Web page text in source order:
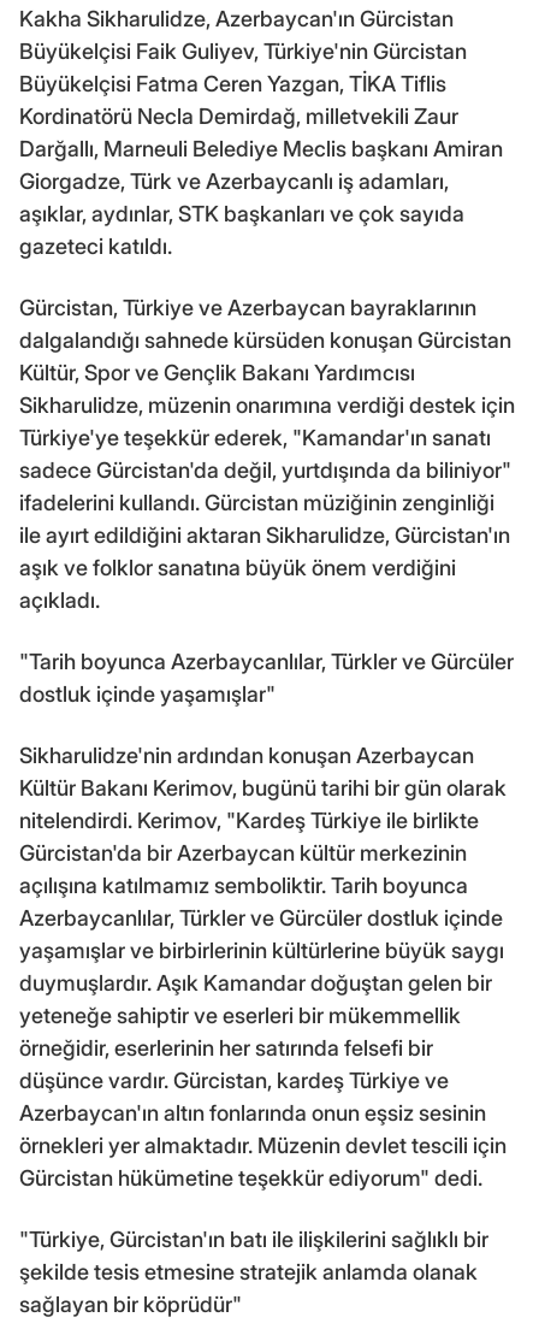
Kakha Sikharulidze, Azerbaycan'ın Gürcistan
Büyükelçisi Faik Guliyev, Türkiye'nin Gürcistan
Büyükelçisi Fatma Ceren Yazgan, TİKA Tiflis
Kordinatörü Necla Demirdağ, milletvekili Zaur
Darğallı, Marneuli Belediye Meclis başkanı Amiran
Giorgadze, Türk ve Azerbaycanlı iş adamları,
aşıklar, aydınlar, STK başkanları ve çok sayıda
gazeteci katıldı.
Gürcistan, Türkiye ve Azerbaycan bayraklarının
dalgalandığı sahnede kürsüden konuşan Gürcistan
Kültür, Spor ve Gençlik Bakanı Yardımcısı
Sikharulidze, müzenin onarımına verdiği destek için
Türkiye'ye teşekkür ederek, "Kamandar'ın sanatı
sadece Gürcistan'da değil, yurtdışında da biliniyor"
ifadelerini kullandı. Gürcistan müziğinin zenginliği
ile ayırt edildiğini aktaran Sikharulidze, Gürcistan'ın
aşık ve folklor sanatına büyük önem verdiğini
açıkladı.
"Tarih boyunca Azerbaycanlılar, Türkler ve Gürcüler
dostluk içinde yaşamışlar"
Sikharulidze'nin ardından konuşan Azerbaycan
Kültür Bakanı Kerimov, bugünü tarihi bir gün olarak
nitelendirdi. Kerimov, "Kardeş Türkiye ile birlikte
Gürcistan'da bir Azerbaycan kültür merkezinin
açılışına katılmamız semboliktir. Tarih boyunca
Azerbaycanlılar, Türkler ve Gürcüler dostluk içinde
yaşamışlar ve birbirlerinin kültürlerine büyük saygı
duymuşlardır. Aşık Kamandar doğuştan gelen bir
yeteneğe sahiptir ve eserleri bir mükemmellik
örneğidir, eserlerinin her satırında felsefi bir
düşünce vardır. Gürcistan, kardeş Türkiye ve
Azerbaycan'ın altın fonlarında onun eşsiz sesinin
örnekleri yer almaktadır. Müzenin devlet tescili için
Gürcistan hükümetine teşekkür ediyorum" dedi.
"Türkiye, Gürcistan'ın batı ile ilişkilerini sağlıklı bir
şekilde tesis etmesine stratejik anlamda olanak
sağlayan bir köprüdür"